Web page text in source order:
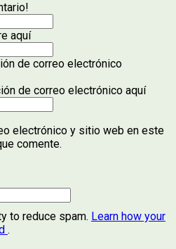
aquí
de correo electrónico
de correo electrónico aquí
electrónico y sitio web en este
comente.
to reduce spam. Learn how your
.